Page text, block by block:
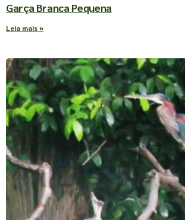
Garça Branca Pequena
Leia mais »